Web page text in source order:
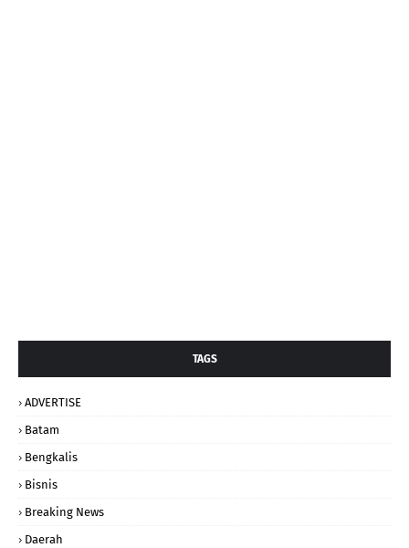
TAGS
ADVERTISE
Batam
Bengkalis
Bisnis
Breaking News
Daerah